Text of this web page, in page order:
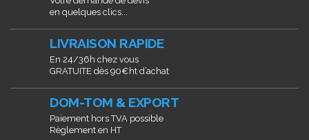
en quelques clics...
LIVRAISON RAPIDE
En 24/36h chez vous
GRATUITE dès 90€ht d’achat
DOM-TOM & EXPORT
Paiement hors TVA possible
Règlement en HT